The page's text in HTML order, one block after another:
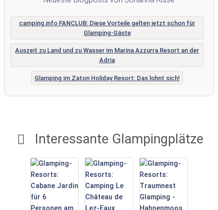
Interessante Glampingplätze
camping.info FANCLUB: Diese Vorteile gelten jetzt schon für
Glamping-Gäste
Auszeit zu Land und zu Wasser im Marina Azzurra Resort an der
Adria
Glamping im Zaton Holiday Resort: Das lohnt sich!